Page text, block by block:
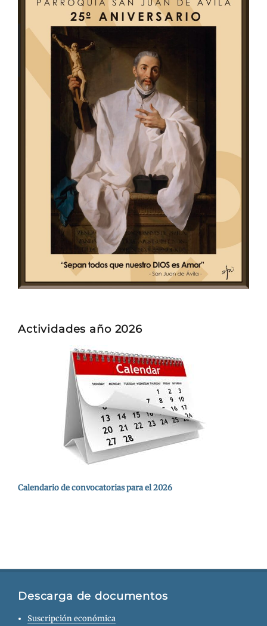
Actividades año 2026
Calendario de convocatorias para el 2026
Descarga de documentos
Suscripción económica